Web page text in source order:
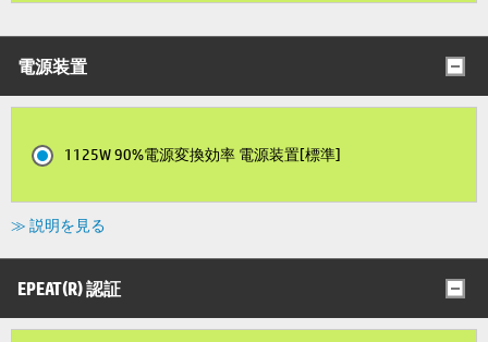
電源装置
1125W 90%電源変換効率 電源装置[標準]
≫ 説明を見る
EPEAT(R) 認証